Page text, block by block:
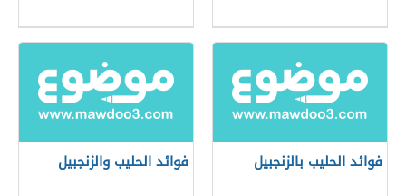
فوائد الحليب بالزنجبيل فوائد الحليب والزنجبيل